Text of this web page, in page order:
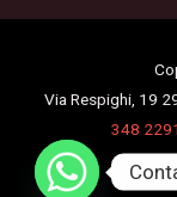
Via Respighi, 19
348